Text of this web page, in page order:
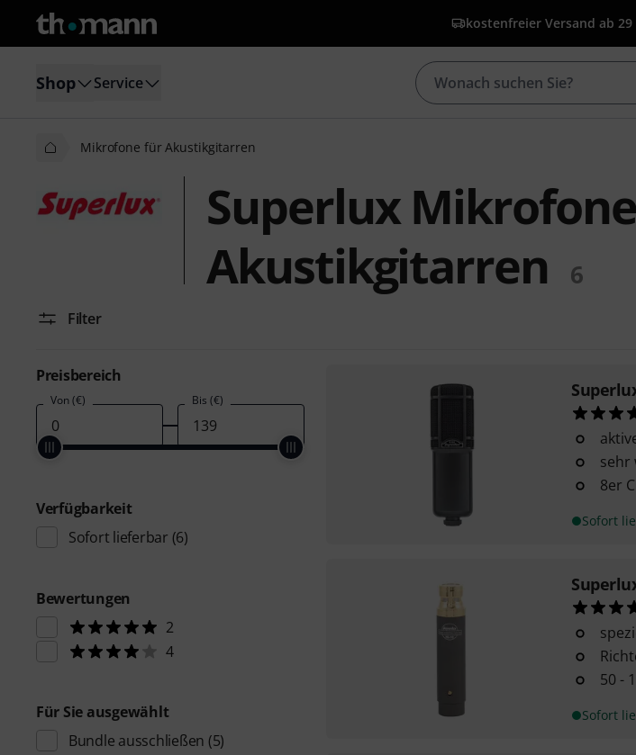
kostenfreier Versand ab 29
Shop Service
Mikrofone für Akustikgitarren
Superlux
Akustikgitarren
6
Filter
Preisbereich
Von (€) Bis (€)
Verfügbarkeit
Sofort lieferbar (6)
Bewertungen
2
4
Für Sie ausgewählt
Bundle ausschließen (5)
sehr
8er
Sofort
50 -
Sofort